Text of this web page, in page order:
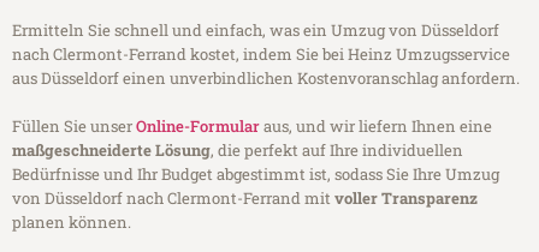
Ermitteln Sie schnell und einfach, was ein Umzug von Düsseldorf
nach Clermont-Ferrand kostet, indem Sie bei Heinz Umzugsservice
aus Düsseldorf einen unverbindlichen Kostenvoranschlag anfordern.
Füllen Sie unserOnline-Formularaus, und wir liefern Ihnen eine
maßgeschneiderte Lösung, die perfekt auf Ihre individuellen
Bedürfnisse und Ihr Budget abgestimmt ist, sodass Sie Ihre Umzug
von Düsseldorf nach Clermont-Ferrand mitvoller Transparenz
planen können.